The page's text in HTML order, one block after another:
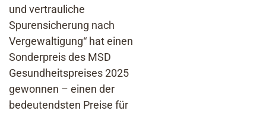
und vertrauliche
Spurensicherung nach
Vergewaltigung“ hat einen
Sonderpreis des MSD
Gesundheitspreises 2025
gewonnen – einen der
bedeutendsten Preise für